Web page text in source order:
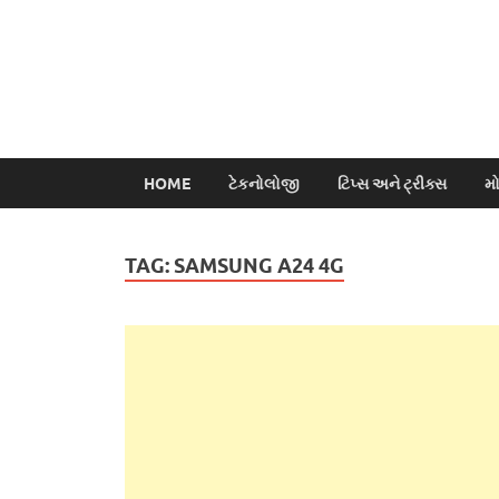
HOME ટેકનોલોજી ટિપ્સ અને ટ્રીક્સ
TAG: SAMSUNG A24 4G